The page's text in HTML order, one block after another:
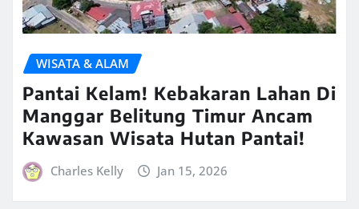
WISATA & ALAM
Pantai Kelam! Kebakaran Lahan Di
Manggar Belitung Timur Ancam
Kawasan Wisata Hutan Pantai!
Charles Kelly Jan 15, 2026